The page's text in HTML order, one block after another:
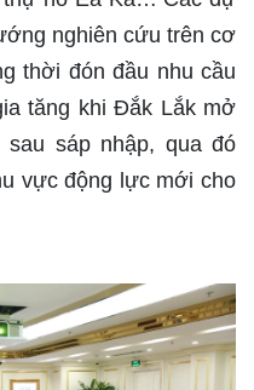
nghiên cứu trên cơ
thời đón đầu nhu cầu
tăng khi Đắk Lắk mở
sau sáp nhập, qua đó
vực động lực mới cho